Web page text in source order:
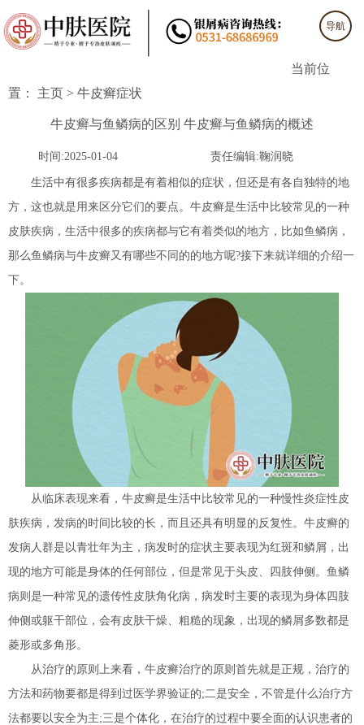
导航
当前位
置： 主页 > 牛皮癣症状
牛皮癣与鱼鳞病的区别 牛皮癣与鱼鳞病的概述
时间:2025-01-04 责任编辑:鞠润晓
生活中有很多疾病都是有着相似的症状，但还是有各自独特的地
方，这也就是用来区分它们的要点。牛皮癣是生活中比较常见的一种
皮肤疾病，生活中很多的疾病都与它有着类似的地方，比如鱼鳞病，
那么鱼鳞病与牛皮癣又有哪些不同的的地方呢?接下来就详细的介绍一
下。
从临床表现来看，牛皮癣是生活中比较常见的一种慢性炎症性皮
肤疾病，发病的时间比较的长，而且还具有明显的反复性。牛皮癣的
发病人群是以青壮年为主，病发时的症状主要表现为红斑和鳞屑，出
现的地方可能是身体的任何部位，但是常见于头皮、四肢伸侧。鱼鳞
病则是一种常见的遗传性皮肤角化病，病发时主要的表现为身体四肢
伸侧或躯干部位，会有皮肤干燥、粗糙的现象，出现的鳞屑多数都是
菱形或多角形。
从治疗的原则上来看，牛皮癣治疗的原则首先就是正规，治疗的
方法和药物要都是得到过医学界验证的;二是安全，不管是什么治疗方
法都要以安全为主;三是个体化，在治疗的过程中要全面的认识患者的